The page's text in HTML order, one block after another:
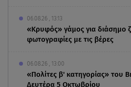
06.08.26 , 13:13
«Κρυφός» γάμος για διάσημο
φωτογραφίες με τις βέρες
06.08.26 , 13:00
«Πολίτες β' κατηγορίας» του
Δευτέρα 5 Οκτωβρίου